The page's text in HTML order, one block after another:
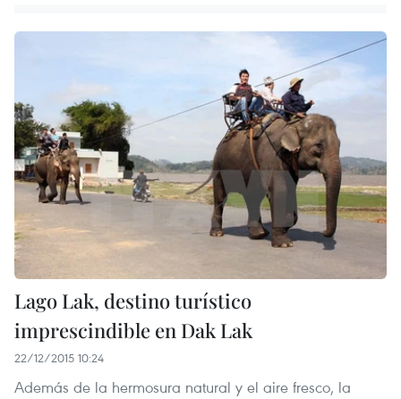
Lago Lak, destino turístico
imprescindible en Dak Lak
22/12/2015 10:24
Además de la hermosura natural y el aire fresco, la